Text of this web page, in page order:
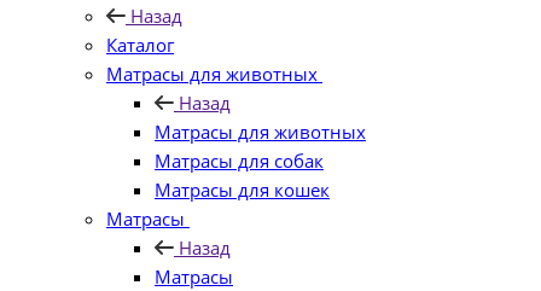
Назад
Каталог
Матрасы для животных
Назад
Матрасы для животных
Матрасы для собак
Матрасы для кошек
Матрасы
Назад
Матрасы